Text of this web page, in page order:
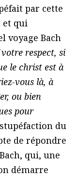
par cette
et qui
voyage Bach
respect, si
le christ est à
vous là, à
ou bien
pour
du
de répondre
qui, une
démarre